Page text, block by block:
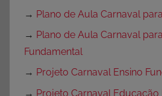
→ Plano de Aula Carnaval
→ Plano de Aula Carnaval
Fundamental
→ Projeto Carnaval Ensino
→ Projeto Carnaval Educação